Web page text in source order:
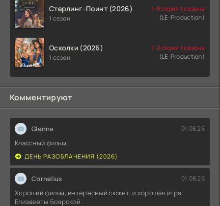
Стерлинг-Поинт (2026)
1 сезон
1-8 серия 1 сезона
(LE-Production)
Осколки (2026)
1 сезон
1-2 серия 1 сезона
(LE-Production)
Комментируют
Glenna 01.08.26
Классный фильм.
ДЕНЬ РАЗОБЛАЧЕНИЯ (2026)
Cornelius 01.08.26
Хороший фильм, интересный сюжет, и хорошая игра
Елизаветы Боярской .